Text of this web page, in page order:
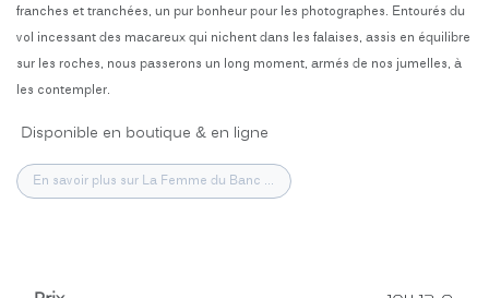
franches et tranchées, un pur bonheur pour les photographes. Entourés du
vol incessant des macareux qui nichent dans les falaises, assis en équilibre
sur les roches, nous passerons un long moment, armés de nos jumelles, à
les contempler.
Disponible en boutique & en ligne
En savoir plus sur La Femme du Banc ...